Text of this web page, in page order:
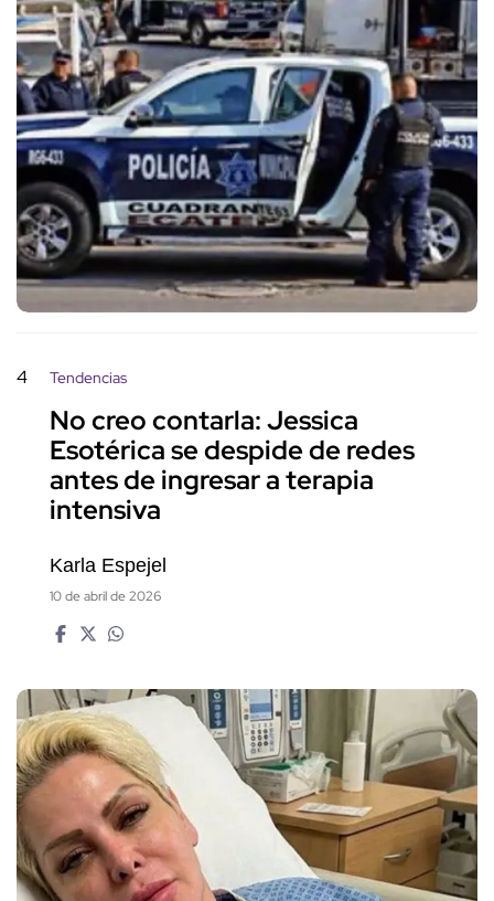
4 Tendencias
No creo contarla: Jessica
Esotérica se despide de redes
antes de ingresar a terapia
intensiva
Karla Espejel
10 de abril de 2026